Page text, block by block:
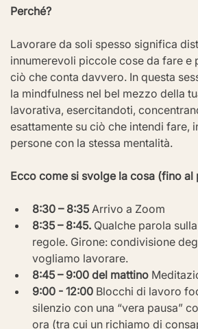
Perché?
Lavorare da soli spesso significa
innumerevoli piccole cose da fare e
ciò che conta davvero. In questa
la mindfulness nel bel mezzo della
lavorativa, esercitandoti,
esattamente su ciò che intendi fare,
persone con la stessa mentalità.
Ecco come si svolge la cosa (fino al
8:30 – 8:35 Arrivo a Zoom
8:35 – 8:45. Qualche parola
regole. Girone: condivisione
vogliamo lavorare.
8:45 – 9:00 del mattino
9:00 - 12:00 Blocchi di lavoro
silenzio con una “vera pausa”
ora (tra cui un richiamo di